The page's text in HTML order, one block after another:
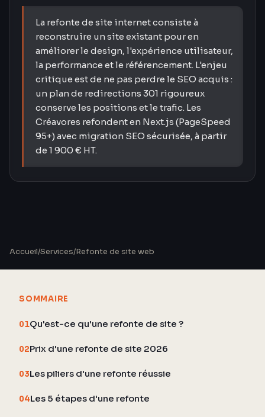
La refonte de site internet consiste à
reconstruire un site existant pour en
améliorer le design, l'expérience utilisateur,
la performance et le référencement. L'enjeu
critique est de ne pas perdre le SEO acquis :
un plan de redirections 301 rigoureux
conserve les positions et le trafic. Les
Créavores refondent en Next.js (PageSpeed
95+) avec migration SEO sécurisée, à partir
de 1 900 € HT.
Accueil/Services/Refonte de site web
SOMMAIRE
01Qu'est-ce qu'une refonte de site ?
02Prix d'une refonte de site 2026
03Les piliers d'une refonte réussie
04Les 5 étapes d'une refonte